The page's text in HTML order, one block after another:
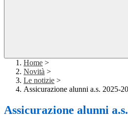
Home >
Novità >
Le notizie >
Assicurazione alunni a.s. 2025-
Assicurazione alunni